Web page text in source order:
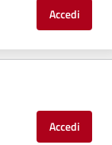
Accedi
Accedi